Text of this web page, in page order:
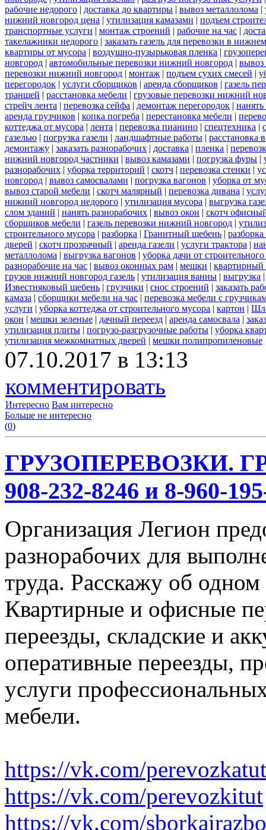
рабочие недорого | доставка до квартиры | вывоз металлолома |
нижний новгород цена | утилизация камазами | подъем
транспортные услуги | монтаж строений | рабочие на час |
такелажники недорого | заказать газель для перевозки в
квартиры от мусора | воздушно-пузырьковая пленка |
новгород | автомобильные перевозки нижний новгород | вывоз
перевозки нижний новгород | монтаж | подъем сухих смесей |
перегородок | услуги сборщиков | аренда сборщиков | газель
траншей | расстановка мебели | грузовые перевозки нижний
стрейч лента | перевозка сейфа | демонтаж перегородок |
аренда грузчиков | копка погреба | перестановка мебели |
коттеджа от мусора | лента | перевозка пианино | спецтехника |
газелью | погрузка газели | ландшафтные работы | расстановка
демонтажу | заказать разнорабочих | доставка | пленка |
нижний новгород частники | вывоз камазами | погрузка фуры |
разнорабочих | уборка территорий | скотч | перевозка стенки |
новгород | вывоз самосвалами | погрузка вагонов | уборка от
вывоз старой мебели | скотч малярный | перевозка дивана |
нижний новгород недорого | утилизация мусора | выгрузка
слом зданий | нанять разнорабочих | вывоз окон | скотч
сборщиков мебели | газель перевозки нижний новгород |
строительного мусора | разборка | Гранитный щебень |
дверей | скотч прозрачный | аренда газели | услуги трактора |
металлолома | выгрузка вагонов | уборка дачи от
разнорабочие на час | вывоз оконных рам | мешки | квартирный
грузов нижний новгород газель | утилизация ванны | выгрузка
Известняковый щебень | грузчики | снос строений | заказать
камаза | сборщики мебели на час | перевозка мебели с
услуги | уборка коттеджа от строительного мусора | картон |
окон | мешки зеленые | дачный переезд | аренда самосвала |
утилизация плиты | погрузо-разгрузочные работы | уборка
утилизация межкомнатных дверей | мешки полипропиленовые
07.10.2017 в 13:13
комментировать
Интересно Вам интересно
Больше не интересно
(0)
ГРУЗОПЕРЕВОЗКИ.
908-232-8246 и 8-960-
Организация Легион
разнорабочих для
труда. Расскажу об
Квартирные и офисные
переезды, складские и
оперативные переезды,
услуги
мебели.
https://vk.com/perevozkatut
https://vk.com/perevozkitut
https://vk.com/